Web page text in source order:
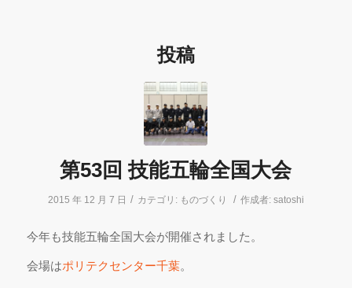
投稿
第53回 技能五輪全国大会
2015 年 12 月 7 日 / カテゴリ: ものづくり / 作成者: satoshi
今年も技能五輪全国大会が開催されました。
会場はポリテクセンター千葉。